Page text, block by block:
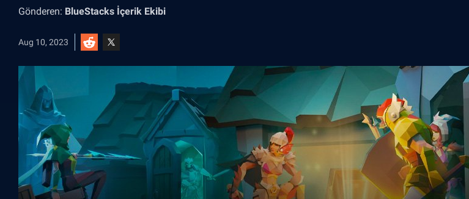
Gönderen: BlueStacks İçerik Ekibi
Aug 10, 2023